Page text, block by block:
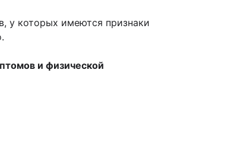
у которых имеются признаки
и физической